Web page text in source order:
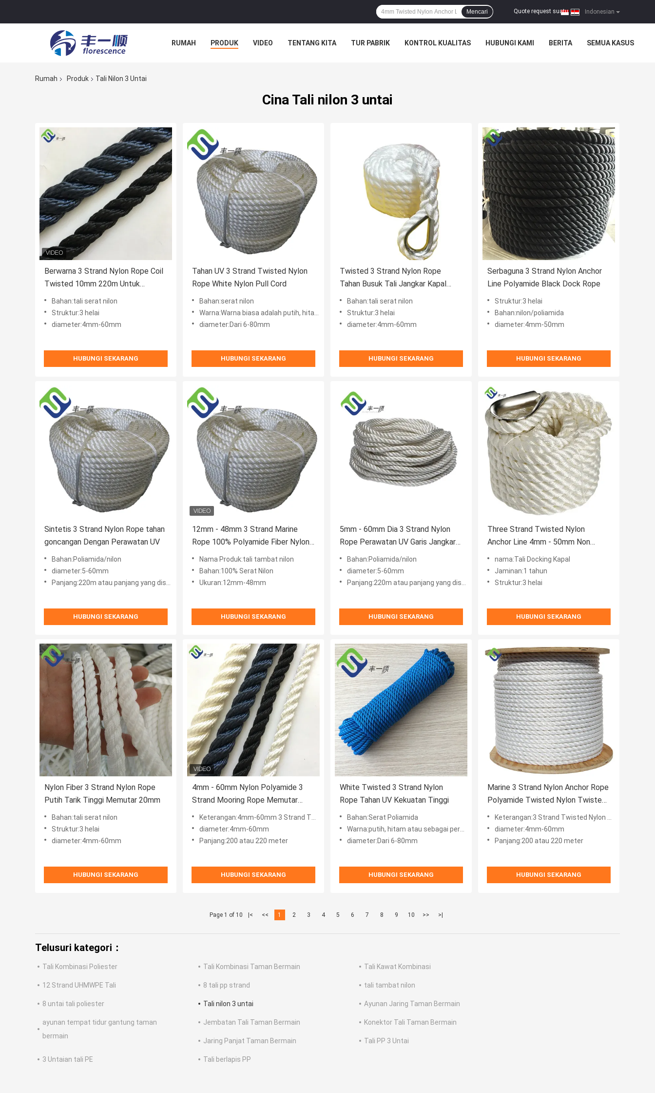
Indonesian
Quote request suatu |
Mencari
RUMAH PRODUK VIDEO TENTANG KITA TUR PABRIK KONTROL KUALITAS HUBUNGI KAMI BERITA SEMUA KASUS
Rumah Produk Tali Nilon 3 Untai
Cina Tali nilon 3 untai
Berwarna 3 Strand Nylon Rope Coil
Twisted 10mm 220m Untuk
Kelautan
Bahan:tali serat nilon
Struktur:3 helai
diameter:4mm-60mm
HUBUNGI SEKARANG
Tahan UV 3 Strand Twisted Nylon
Rope White Nylon Pull Cord
Bahan:serat nilon
Warna:Warna biasa adalah putih, hitam, biru
diameter:Dari 6-80mm
HUBUNGI SEKARANG
Twisted 3 Strand Nylon Rope
Tahan Busuk Tali Jangkar Kapal
LautBahan:tali serat nilon
Struktur:3 helai
diameter:4mm-60mm
HUBUNGI SEKARANG
Serbaguna 3 Strand Nylon Anchor
Line Polyamide Black Dock Rope
Struktur:3 helai
Bahan:nilon/poliamida
diameter:4mm-50mm
HUBUNGI SEKARANG
Sintetis 3 Strand Nylon Rope tahan
goncangan Dengan Perawatan UV
Bahan:Poliamida/nilon
diameter:5-60mm
Panjang:220m atau panjang yang disesuaikan
HUBUNGI SEKARANG
12mm - 48mm 3 Strand Marine
Rope 100% Polyamide Fiber Nylon
Mooring Rope
Nama Produk:tali tambat nilon
Bahan:100% Serat Nilon
Ukuran:12mm-48mm
HUBUNGI SEKARANG
5mm - 60mm Dia 3 Strand Nylon
Rope Perawatan UV Garis Jangkar
LautBahan:Poliamida/nilon
diameter:5-60mm
Panjang:220m atau panjang yang disesuaikan
HUBUNGI SEKARANG
Three Strand Twisted Nylon
Anchor Line 4mm - 50mm Non
Floating Dengan Thimble
nama:Tali Docking Kapal
Jaminan:1 tahun
Struktur:3 helai
HUBUNGI SEKARANG
Nylon Fiber 3 Strand Nylon Rope
Putih Tarik Tinggi Memutar 20mm
Bahan:tali serat nilon
Struktur:3 helai
diameter:4mm-60mm
HUBUNGI SEKARANG
4mm - 60mm Nylon Polyamide 3
Strand Mooring Rope Memutar
Untuk Kelautan
Keterangan:4mm-60mm 3 Strand Twisted Nylon Polyamide Marine Mooring Rope
diameter:4mm-60mm
Panjang:200 atau 220 meter
HUBUNGI SEKARANG
White Twisted 3 Strand Nylon
Rope Tahan UV Kekuatan Tinggi
Bahan:Serat Poliamida
Warna:putih, hitam atau sebagai permintaan Anda
diameter:Dari 6-80mm
HUBUNGI SEKARANG
Marine 3 Strand Nylon Anchor Rope
Polyamide Twisted Nylon Twisted
CordKeterangan:3 Strand Twisted Nylon Polyamide Boat Marine Mooring Anchor Rope
diameter:4mm-60mm
Panjang:200 atau 220 meter
HUBUNGI SEKARANG
Page 1 of 10 |< << 1 2 3 4 5 6 7 8 9 10 >> >|
Telusuri kategori：
Tali Kombinasi Poliester Tali Kombinasi Taman Bermain Tali Kawat Kombinasi
12 Strand UHMWPE Tali 8 tali pp strand tali tambat nilon
8 untai tali poliester Tali nilon 3 untai Ayunan Jaring Taman Bermain
ayunan tempat tidur gantung taman
bermain
Jembatan Tali Taman Bermain Konektor Tali Taman Bermain
Jaring Panjat Taman Bermain Tali PP 3 Untai
3 Untaian tali PE Tali berlapis PP